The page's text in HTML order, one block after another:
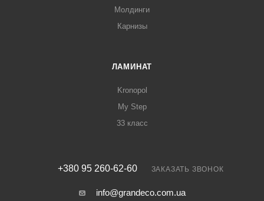
Молдинги
Карнизы
ЛАМИНАТ
Kronopol
My Step
33 класс
+380 95 260-62-60 ЗАКАЗАТЬ ЗВОНОК
info@grandeco.com.ua